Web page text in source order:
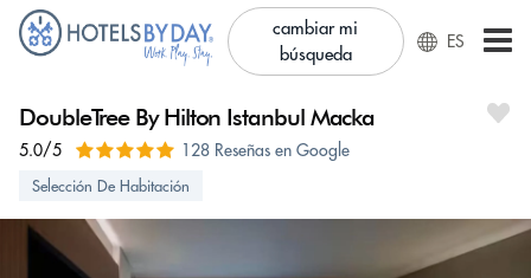
cambiar mi
búsqueda
ES
DoubleTree By Hilton Istanbul Macka
5.0/5 128 Reseñas en Google
Selección De Habitación